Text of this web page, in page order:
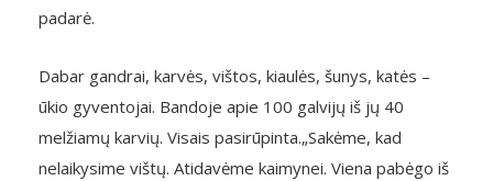
padarė.
Dabar gandrai, karvės, vištos, kiaulės, šunys, katės –
ūkio gyventojai. Bandoje apie 100 galvijų iš jų 40
melžiamų karvių. Visais pasirūpinta.„Sakėme, kad
nelaikysime vištų. Atidavėme kaimynei. Viena pabėgo iš